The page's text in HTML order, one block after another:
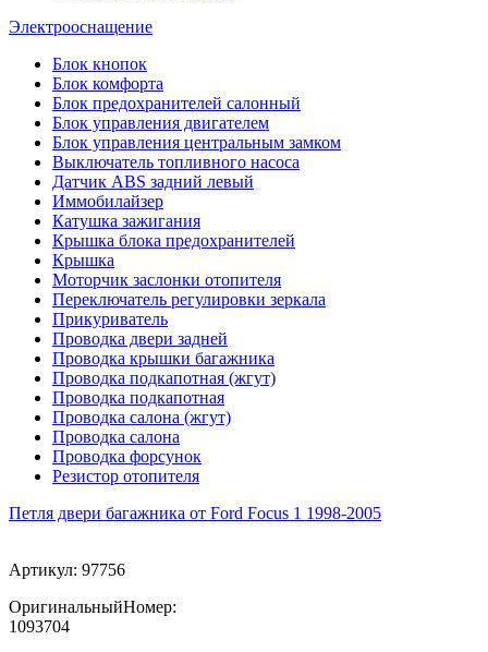
Электрооснащение
Блок кнопок
Блок комфорта
Блок предохранителей салонный
Блок управления двигателем
Блок управления центральным замком
Выключатель топливного насоса
Датчик ABS задний левый
Иммобилайзер
Катушка зажигания
Крышка блока предохранителей
Крышка
Моторчик заслонки отопителя
Переключатель регулировки зеркала
Прикуриватель
Проводка двери задней
Проводка крышки багажника
Проводка подкапотная (жгут)
Проводка подкапотная
Проводка салона (жгут)
Проводка салона
Проводка форсунок
Резистор отопителя
Петля двери багажника от Ford Focus 1 1998-2005
Артикул: 97756
ОригинальныйНомер:
1093704